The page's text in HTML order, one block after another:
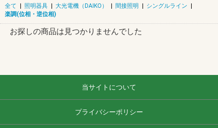
全て | 照明器具 | 大光電機（DAIKO） | 間接照明 | シングルライン |
楽調(位相・逆位相)
お探しの商品は見つかりませんでした
当サイトについて
プライバシーポリシー